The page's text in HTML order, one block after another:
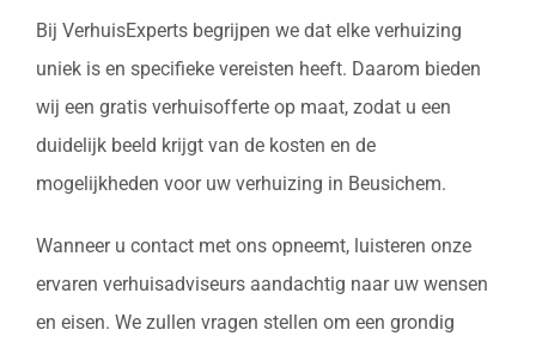
Bij VerhuisExperts begrijpen we dat elke verhuizing
uniek is en specifieke vereisten heeft. Daarom bieden
wij een gratis verhuisofferte op maat, zodat u een
duidelijk beeld krijgt van de kosten en de
mogelijkheden voor uw verhuizing in Beusichem.
Wanneer u contact met ons opneemt, luisteren onze
ervaren verhuisadviseurs aandachtig naar uw wensen
en eisen. We zullen vragen stellen om een grondig